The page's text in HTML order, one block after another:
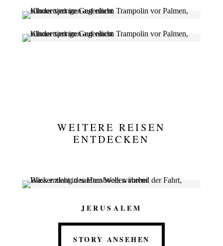
WEITERE REISEN
ENTDECKEN
JERUSALEM
STORY ANSEHEN